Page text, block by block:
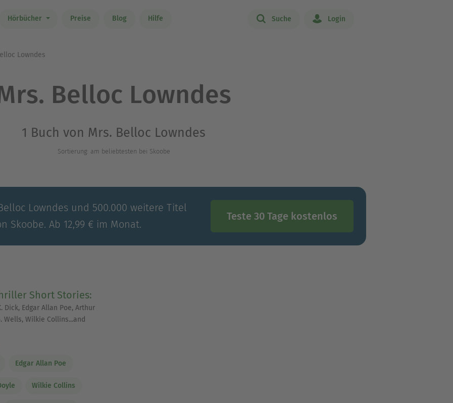
Hörbücher Preise Blog Hilfe Suche Login
Lowndes
Belloc Lowndes
1 Buch von Mrs. Belloc Lowndes
Sortierung: am beliebtesten bei Skoobe
Lowndes und 500.000 weitere Titel
Skoobe. Ab 12,99 € im Monat.
Teste 30 Tage kostenlos
Short Stories:
Dick, Edgar Allan Poe, Arthur
Wells, Wilkie Collins...and
Edgar Allan Poe
Wilkie Collins